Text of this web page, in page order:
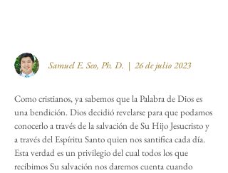
Samuel E. Seo, Ph. D. | 26 de julio 2023
Como cristianos, ya sabemos que la Palabra de Dios es
una bendición. Dios decidió revelarse para que podamos
conocerlo a través de la salvación de Su Hijo Jesucristo y
a través del Espíritu Santo quien nos santifica cada día.
Esta verdad es un privilegio del cual todos los que
recibimos Su salvación nos daremos cuenta cuando